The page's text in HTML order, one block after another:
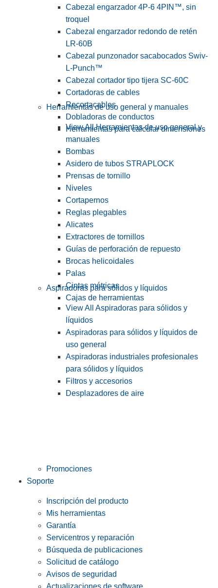
Cabezal engarzador 4P-6 4PIN™, sin
troquel
Cabezal engarzador redondo de retén
LR-60B
Cabezal punzonador sacabocados Swiv-
L-Punch™
Cabezal cortador tipo tijera SC-60C
Cortadoras de cables
Recortacables
Dobladoras de conductos
Herramientas para calcular dimensiones
Herramientas de uso general y manuales
View All Herramientas de uso general y
manuales
Bombas
Asidero de tubos STRAPLOCK
Prensas de tornillo
Niveles
Cortapernos
Reglas plegables
Alicates
Extractores de tornillos
Guías de perforación de repuesto
Brocas helicoidales
Palas
Cintas métricas
Cajas de herramientas
Aspiradoras para sólidos y líquidos
View All Aspiradoras para sólidos y
líquidos
Aspiradoras para sólidos y líquidos de
uso general
Aspiradoras industriales profesionales
para sólidos y líquidos
Filtros y accesorios
Desplazadores de aire
Promociones
Soporte
Inscripción del producto
Mis herramientas
Garantía
Servicentros y reparación
Búsqueda de publicaciones
Solicitud de catálogo
Avisos de seguridad